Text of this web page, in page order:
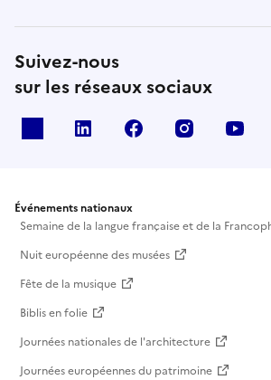
Suivez-nous
sur les réseaux sociaux
Linkedin Facebook Instagram
Événements nationaux
Semaine de la langue française et de la
Nuit européenne des musées
Fête de la musique
Biblis en folie
Journées nationales de l'architecture
Journées européennes du patrimoine